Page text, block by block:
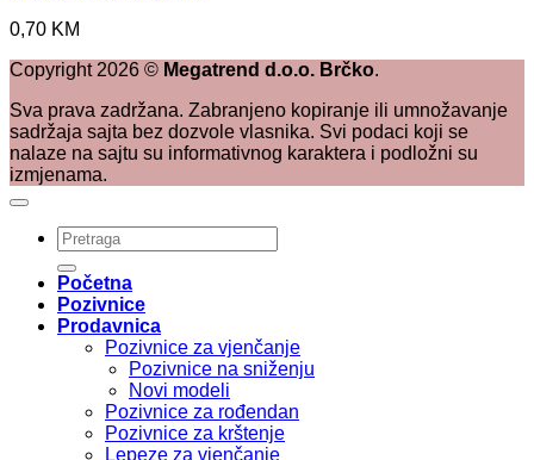
0,70 KM
Copyright 2026 © Megatrend d.o.o. Brčko.
Sva prava zadržana. Zabranjeno kopiranje ili umnožavanje
sadržaja sajta bez dozvole vlasnika. Svi podaci koji se
nalaze na sajtu su informativnog karaktera i podložni su
izmjenama.
Pretraži:
Početna
Pozivnice
Prodavnica
Pozivnice za vjenčanje
Pozivnice na sniženju
Novi modeli
Pozivnice za rođendan
Pozivnice za krštenje
Lepeze za vjenčanje